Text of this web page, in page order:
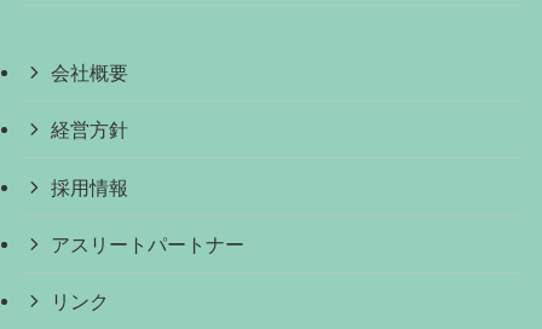
会社概要
経営方針
採用情報
アスリートパートナー
リンク